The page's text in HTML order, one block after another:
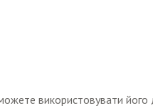
використовувати його